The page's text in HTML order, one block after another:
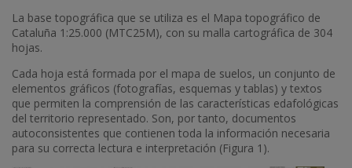
La base topográfica que se utiliza es el Mapa topográfico de
Cataluña 1:25.000 (MTC25M), con su malla cartográfica de 304
hojas.
Cada hoja está formada por el mapa de suelos, un conjunto de
elementos gráficos (fotografías, esquemas y tablas) y textos
que permiten la comprensión de las características edafológicas
del territorio representado. Son, por tanto, documentos
autoconsistentes que contienen toda la información necesaria
para su correcta lectura e interpretación (Figura 1).